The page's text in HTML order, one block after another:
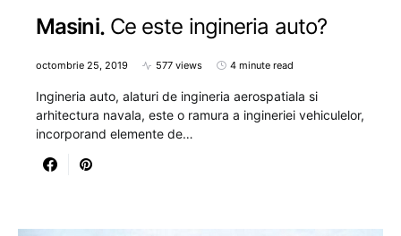
Masini Ce este ingineria auto?
octombrie 25, 2019 577 views 4 minute read
Ingineria auto, alaturi de ingineria aerospatiala si
arhitectura navala, este o ramura a ingineriei vehiculelor,
incorporand elemente de…